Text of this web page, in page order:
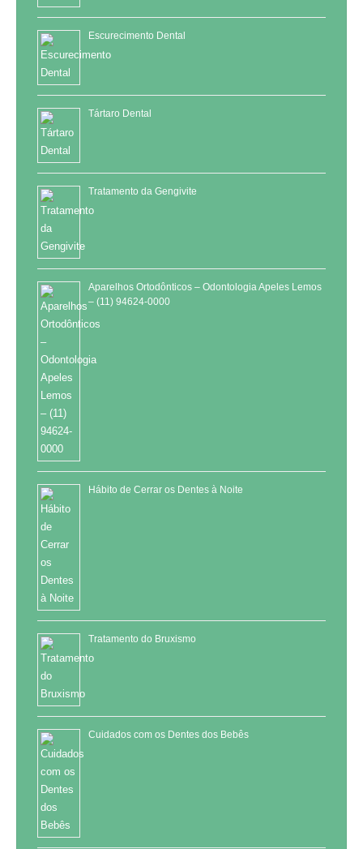
Escurecimento Dental
Tártaro Dental
Tratamento da Gengivite
Aparelhos Ortodônticos – Odontologia Apeles Lemos
– (11) 94624-0000
Hábito de Cerrar os Dentes à Noite
Tratamento do Bruxismo
Cuidados com os Dentes dos Bebês